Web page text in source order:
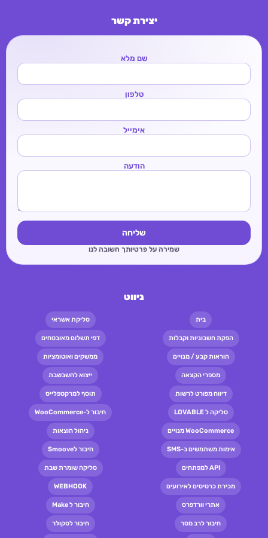
יצירת קשר
שם מלא
טלפון
אימייל
הודעה
שליחה
שמירה על פרטיותך חשובה לנו
ניווט
בית סליקת אשראי
הפקת חשבוניות וקבלות דפי תשלום מאובטחים
הוראות קבע / מנויים ממשקים ואוטומציות
מספרי הקצאה ייצוא לחשבשבת
דיווח מפורט לרשות תוסף למרקטפלייס
סליקה ל LOVABLE חיבור ל-WooCommerce
WooCommerce מנויים ניהול הוצאות
אימות משתמשים ב-SMS חיבור לSmoove
API למפתחים סליקה שומרת שבת
מכירת כרטיסים לאירועים WEBHOOK
אתרי וורדפרס חיבור ל Make
חיבור לרב מסר חיבור לסקולר